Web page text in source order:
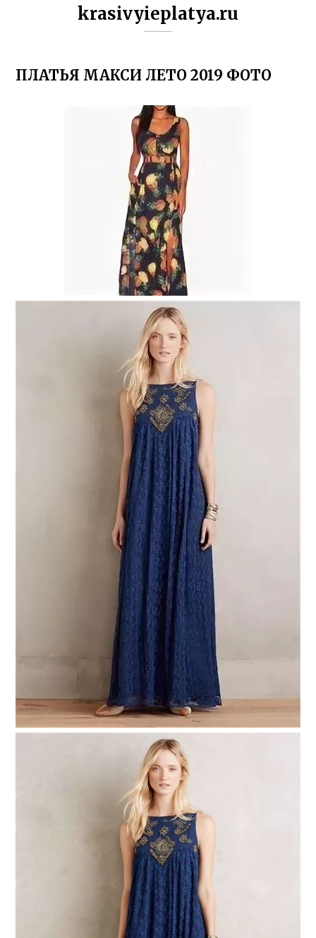
krasivyieplatya.ru
ПЛАТЬЯ МАКСИ ЛЕТО 2019 ФОТО